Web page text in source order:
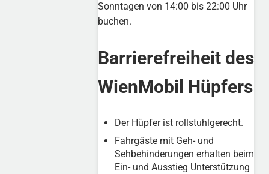
Sonntagen von 14:00 bis 22:00 Uhr
buchen.
Barrierefreiheit des
WienMobil Hüpfers
Der Hüpfer ist rollstuhlgerecht.
Fahrgäste mit Geh- und
Sehbehinderungen erhalten beim
Ein- und Ausstieg Unterstützung